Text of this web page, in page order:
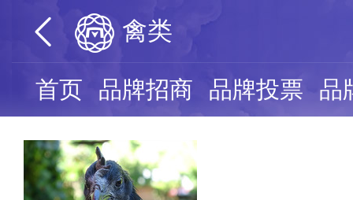
禽类
首页 品牌招商 品牌投票 品